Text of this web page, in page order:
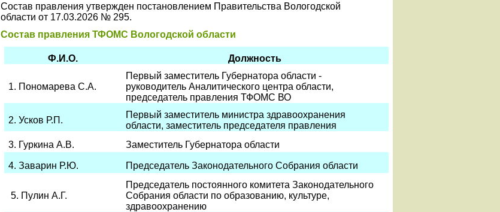
Состав правления утвержден постановлением Правительства Вологодской
области от 17.03.2026 № 295.
Состав правления ТФОМС Вологодской области
Ф.И.О. Должность
1. Пономарева С.А.
Первый заместитель Губернатора области -
руководитель Аналитического центра области,
председатель правления ТФОМС ВО
2. Усков Р.П.
Первый заместитель министра здравоохранения
области, заместитель председателя правления
3. Гуркина А.В.
Заместитель Губернатора области
4. Заварин Р.Ю. Председатель Законодательного Собрания области
5. Пулин А.Г.
Председатель постоянного комитета Законодательного
Собрания области по образованию, культуре,
здравоохранению